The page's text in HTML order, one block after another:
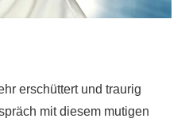
erschüttert und traurig
mit diesem mutigen